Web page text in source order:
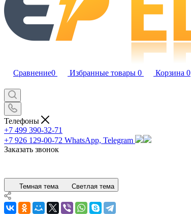
Сравнение0 Избранные товары 0 Корзина 0
Телефоны
+7 499 390-32-71
+7 926 129-00-72 WhatsApp, Telegram
Заказать звонок
Темная тема Светлая тема